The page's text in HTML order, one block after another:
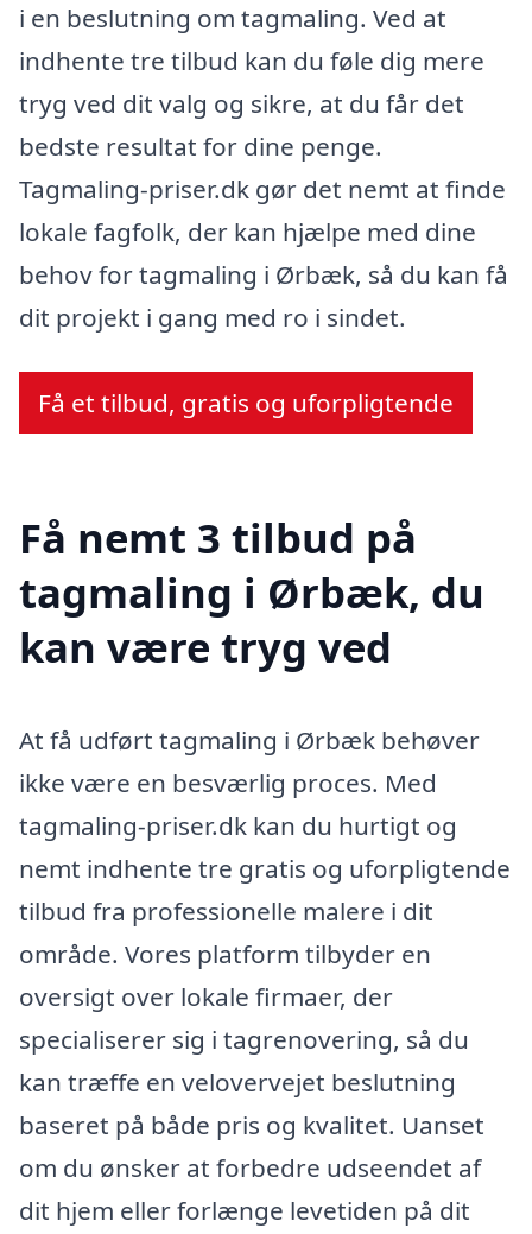
i en beslutning om tagmaling. Ved at
indhente tre tilbud kan du føle dig mere
tryg ved dit valg og sikre, at du får det
bedste resultat for dine penge.
Tagmaling-priser.dk gør det nemt at finde
lokale fagfolk, der kan hjælpe med dine
behov for tagmaling i Ørbæk, så du kan få
dit projekt i gang med ro i sindet.
Få et tilbud, gratis og uforpligtende
Få nemt 3 tilbud på
tagmaling i Ørbæk, du
kan være tryg ved
At få udført tagmaling i Ørbæk behøver
ikke være en besværlig proces. Med
tagmaling-priser.dk kan du hurtigt og
nemt indhente tre gratis og uforpligtende
tilbud fra professionelle malere i dit
område. Vores platform tilbyder en
oversigt over lokale firmaer, der
specialiserer sig i tagrenovering, så du
kan træffe en velovervejet beslutning
baseret på både pris og kvalitet. Uanset
om du ønsker at forbedre udseendet af
dit hjem eller forlænge levetiden på dit